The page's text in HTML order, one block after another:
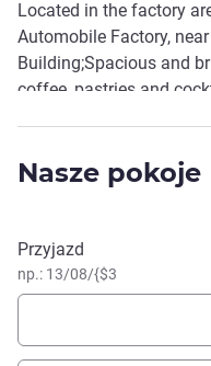
Opis
Located in the factory
Automobile Factory,
Building;Spacious and
coffee, pastries and
laundry and high-speed
Nasze pokoje
Zarezerwuj ten
Przyjazd
np.: 13/08/{$3